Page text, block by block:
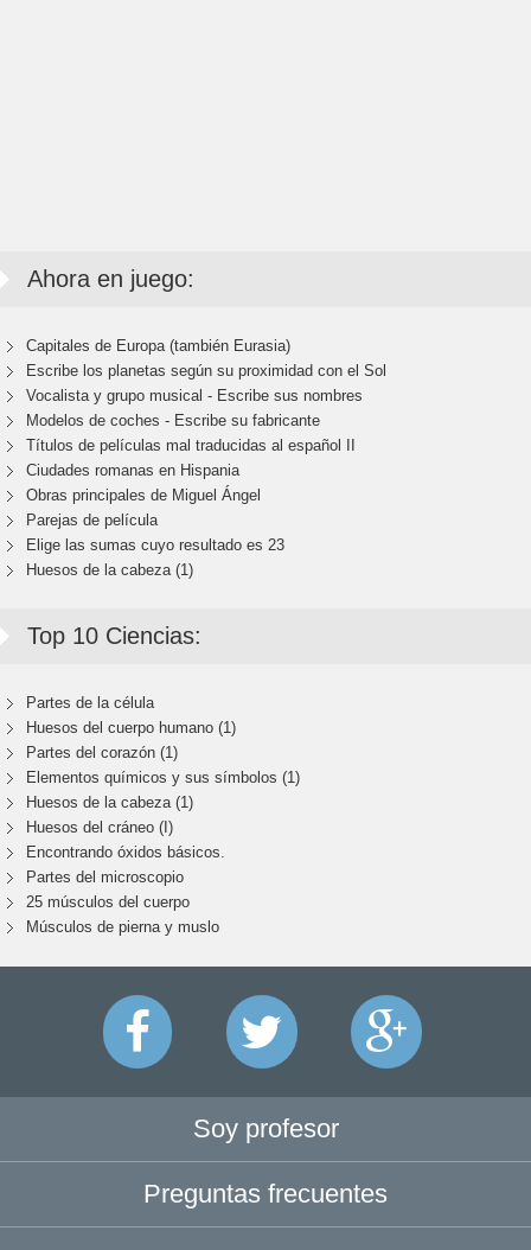
Ahora en juego:
Capitales de Europa (también Eurasia)
Escribe los planetas según su proximidad con el Sol
Vocalista y grupo musical - Escribe sus nombres
Modelos de coches - Escribe su fabricante
Títulos de películas mal traducidas al español II
Ciudades romanas en Hispania
Obras principales de Miguel Ángel
Parejas de película
Elige las sumas cuyo resultado es 23
Huesos de la cabeza (1)
Top 10 Ciencias:
Partes de la célula
Huesos del cuerpo humano (1)
Partes del corazón (1)
Elementos químicos y sus símbolos (1)
Huesos de la cabeza (1)
Huesos del cráneo (I)
Encontrando óxidos básicos.
Partes del microscopio
25 músculos del cuerpo
Músculos de pierna y muslo
Soy profesor
Preguntas frecuentes